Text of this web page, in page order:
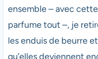
ensemble – avec
parfume tout –, je
les enduis de beurre
qu’elles deviennent